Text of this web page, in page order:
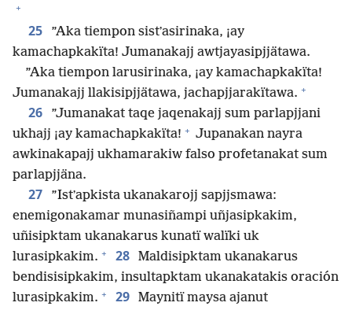
+
25
”Aka tiempon sistʼasirinaka, ¡ay
kamachapkakïta! Jumanakajj awtjayasipjjätawa.
”Aka tiempon larusirinaka, ¡ay kamachapkakïta!
Jumanakajj llakisipjjätawa, jachapjjarakïtawa. +
26
”Jumanakat taqe jaqenakajj sum parlapjjani
ukhajj ¡ay kamachapkakïta! + Jupanakan nayra
awkinakapajj ukhamarakiw falso profetanakat sum
parlapjjäna.
27
”Istʼapkista ukanakarojj sapjjsmawa:
enemigonakamar munasiñampi uñjasipkakim,
uñisipktam ukanakarus kunatï walïki uk
lurasipkakim. + 28 Maldisipktam ukanakarus
bendisisipkakim, insultapktam ukanakatakis oración
lurasipkakim. + 29 Maynitï maysa ajanut